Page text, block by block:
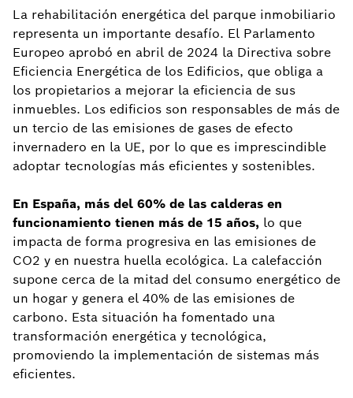
La rehabilitación energética del parque inmobiliario
representa un importante desafío. El Parlamento
Europeo aprobó en abril de 2024 la Directiva sobre
Eficiencia Energética de los Edificios, que obliga a
los propietarios a mejorar la eficiencia de sus
inmuebles. Los edificios son responsables de más de
un tercio de las emisiones de gases de efecto
invernadero en la UE, por lo que es imprescindible
adoptar tecnologías más eficientes y sostenibles.
En España, más del 60% de las calderas en
funcionamiento tienen más de 15 años, lo que
impacta de forma progresiva en las emisiones de
CO2 y en nuestra huella ecológica. La calefacción
supone cerca de la mitad del consumo energético de
un hogar y genera el 40% de las emisiones de
carbono. Esta situación ha fomentado una
transformación energética y tecnológica,
promoviendo la implementación de sistemas más
eficientes.